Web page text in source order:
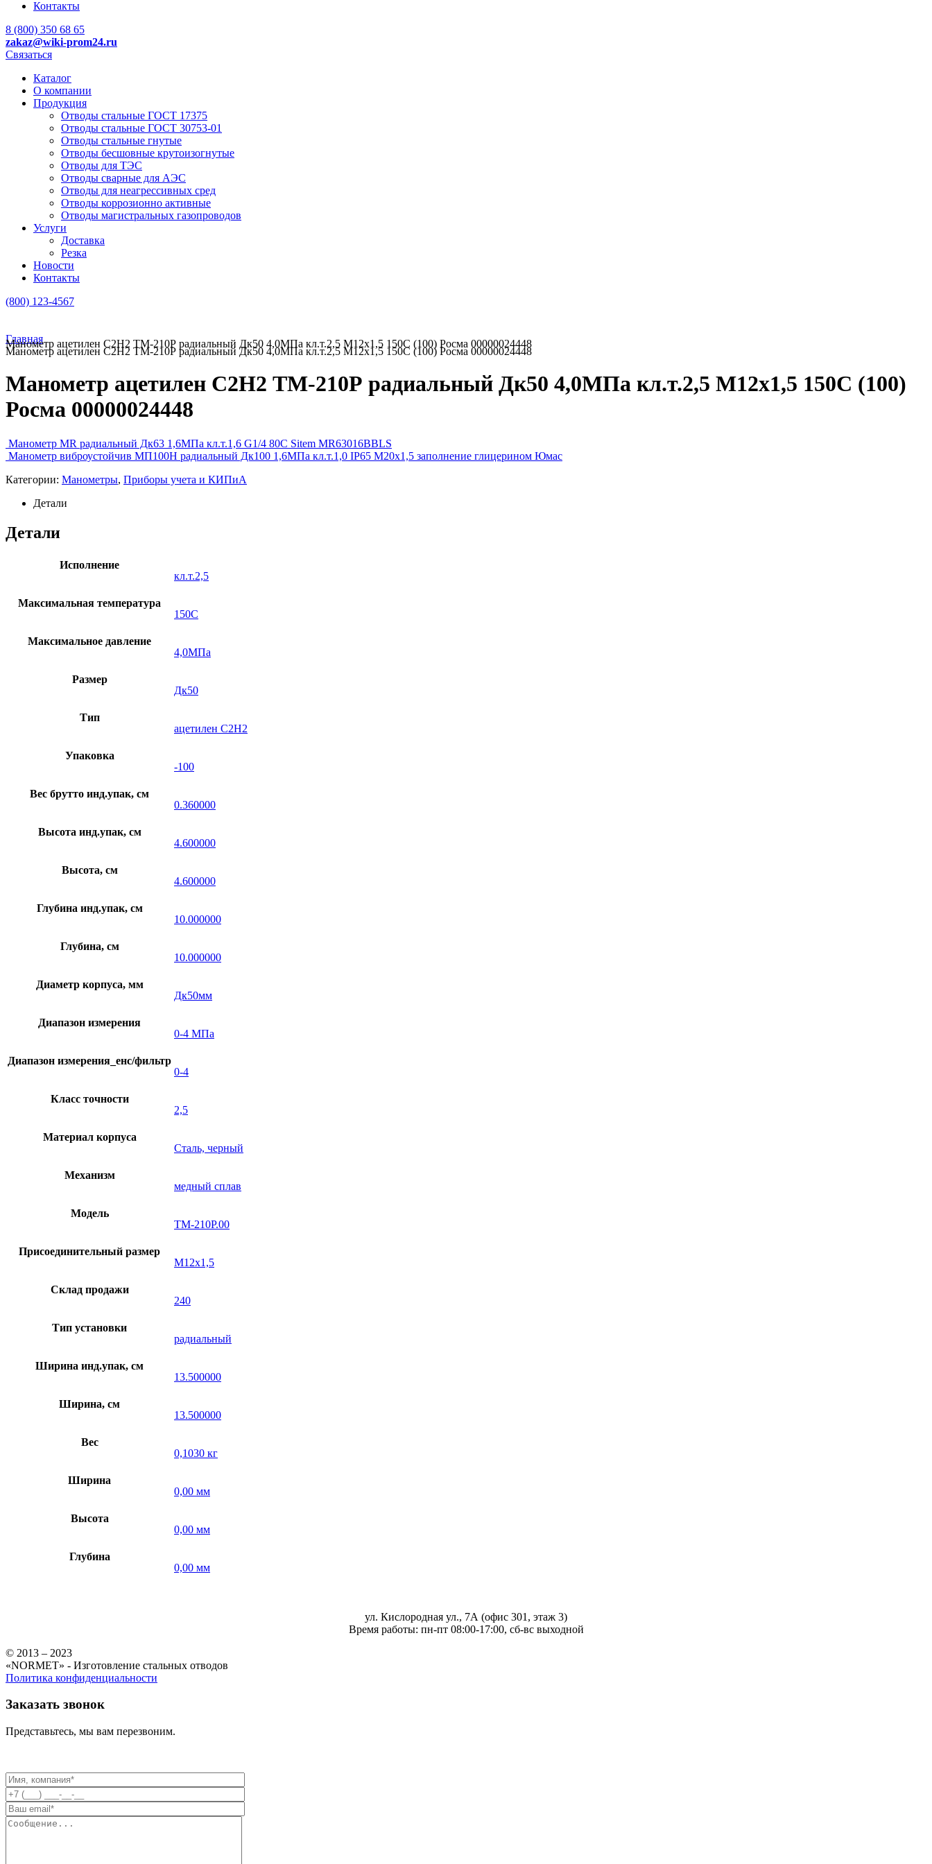
Контакты
8 (800) 350 68 65
zakaz@wiki-prom24.ru
Связаться
Каталог
О компании
Продукция
Отводы стальные ГОСТ 17375
Отводы стальные ГОСТ 30753-01
Отводы стальные гнутые
Отводы бесшовные крутоизогнутые
Отводы для ТЭС
Отводы сварные для АЭС
Отводы для неагрессивных сред
Отводы коррозионно активные
Отводы магистральных газопроводов
Услуги
Доставка
Резка
Новости
Контакты
(800) 123-4567
Главная
Манометр ацетилен С2Н2 ТМ-210Р радиальный Дк50 4,0МПа кл.т.2,5 М12х1,5 150C (100) Росма 00000024448
Манометр ацетилен С2Н2 ТМ-210Р радиальный Дк50 4,0МПа кл.т.2,5 М12х1,5 150C (100) Росма 00000024448
Манометр ацетилен С2Н2 ТМ-210Р радиальный Дк50 4,0МПа кл.т.2,5 М12х1,5 150C (100)
Росма 00000024448
Манометр MR радиальный Дк63 1,6МПа кл.т.1,6 G1/4 80C Sitem MR63016BBLS
Манометр виброустойчив МП100Н радиальный Дк100 1,6МПа кл.т.1,0 IP65 М20х1,5 заполнение глицерином Юмас
Категории: Манометры, Приборы учета и КИПиА
Детали
Детали
Исполнение
кл.т.2,5
Максимальная температура
150C
Максимальное давление
4,0МПа
Размер
Дк50
Тип
ацетилен С2Н2
Упаковка
-100
Вес брутто инд.упак, см
0.360000
Высота инд.упак, см
4.600000
Высота, см
4.600000
Глубина инд.упак, см
10.000000
Глубина, см
10.000000
Диаметр корпуса, мм
Дк50мм
Диапазон измерения
0-4 МПа
Диапазон измерения_енс/фильтр
0-4
Класс точности
2,5
Материал корпуса
Сталь, черный
Механизм
медный сплав
Модель
ТМ-210Р.00
Присоединительный размер
М12х1,5
Склад продажи
240
Тип установки
радиальный
Ширина инд.упак, см
13.500000
Ширина, см
13.500000
Вес
0,1030 кг
Ширина
0,00 мм
Высота
0,00 мм
Глубина
0,00 мм
ул. Кислородная ул., 7А (офис 301, этаж 3)
Время работы: пн-пт 08:00-17:00, сб-вс выходной
© 2013 – 2023
«NORMET» - Изготовление стальных отводов
Политика конфиденциальности
Заказать звонок
Представьтесь, мы вам перезвоним.